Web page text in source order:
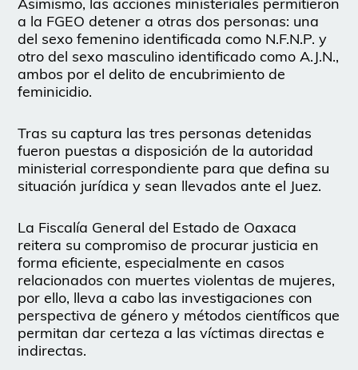
Asimismo, las acciones ministeriales permitieron
a la FGEO detener a otras dos personas: una
del sexo femenino identificada como N.F.N.P. y
otro del sexo masculino identificado como A.J.N.,
ambos por el delito de encubrimiento de
feminicidio.
Tras su captura las tres personas detenidas
fueron puestas a disposición de la autoridad
ministerial correspondiente para que defina su
situación jurídica y sean llevados ante el Juez.
La Fiscalía General del Estado de Oaxaca
reitera su compromiso de procurar justicia en
forma eficiente, especialmente en casos
relacionados con muertes violentas de mujeres,
por ello, lleva a cabo las investigaciones con
perspectiva de género y métodos científicos que
permitan dar certeza a las víctimas directas e
indirectas.